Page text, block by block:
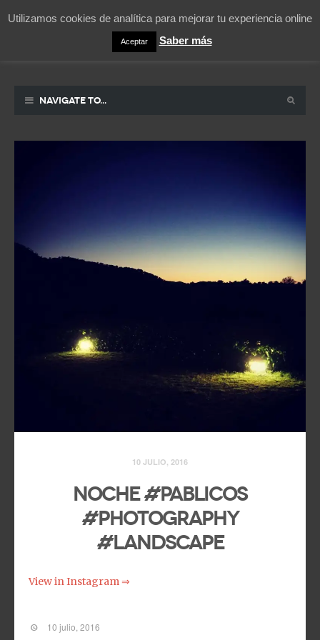
La vida contada en un sueño
Navigate to...
10 JULIO, 2016
Noche #pablicos
#photography
#landscape
View in Instagram ⇒
10 julio, 2016
Utilizamos cookies de analítica para mejorar tu experiencia online
Aceptar Saber más